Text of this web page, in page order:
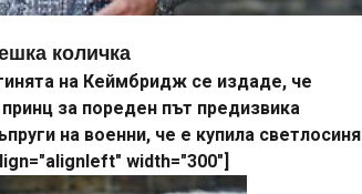
количка
на Кеймбридж се издаде, че
за пореден път предизвика
на военни, че е купила светлосиня
width="300"]